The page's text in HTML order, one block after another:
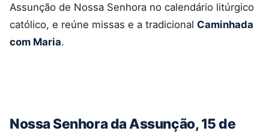
Assunção de Nossa Senhora no calendário litúrgico
católico, e reúne missas e a tradicional Caminhada
com Maria.
Nossa Senhora da Assunção, 15 de